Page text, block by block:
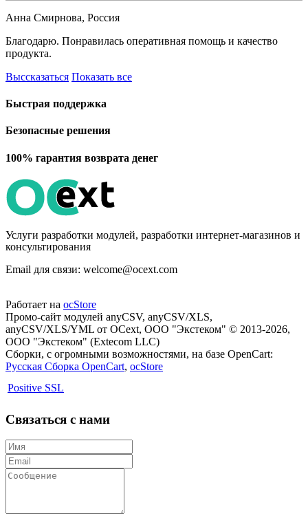
Анна Смирнова, Россия
Благодарю. Понравилась оперативная помощь и качество
продукта.
Выссказаться Показать все
Быстрая поддержка
Безопасные решения
100% гарантия возврата денег
Услуги разработки модулей, разработки интернет-магазинов и
консультирования
Email для связи: welcome@ocext.com
Работает на ocStore
Промо-сайт модулей anyCSV, anyCSV/XLS,
anyCSV/XLS/YML от OCext, ООО "Экстеком" © 2013-2026,
ООО "Экстеком" (Extecom LLC)
Сборки, с огромными возможностями, на базе OpenCart:
Русская Сборка OpenCart, ocStore
Positive SSL
Связаться с нами